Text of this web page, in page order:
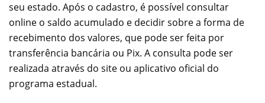
seu estado. Após o cadastro, é possível consultar
online o saldo acumulado e decidir sobre a forma de
recebimento dos valores, que pode ser feita por
transferência bancária ou Pix. A consulta pode ser
realizada através do site ou aplicativo oficial do
programa estadual.